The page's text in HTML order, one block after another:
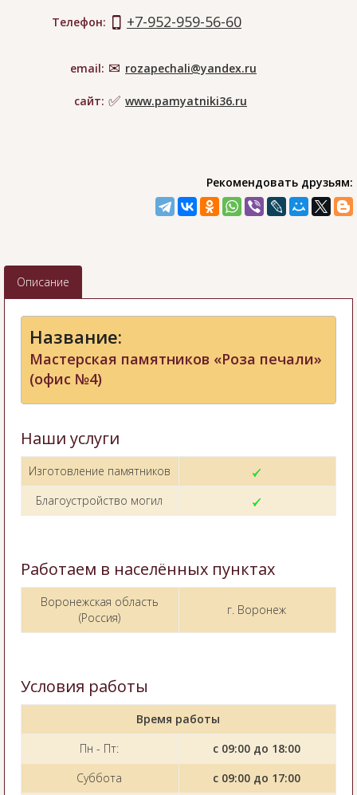
Телефон: +7-952-959-56-60
email: rozapechali@yandex.ru
сайт: www.pamyatniki36.ru
Рекомендовать друзьям:
Описание
Название:
Мастерская памятников «Роза печали»
(офис №4)
Наши услуги
Изготовление памятников
Благоустройство могил
Работаем в населённых пунктах
Воронежская область
(Россия)
г. Воронеж
Условия работы
Время работы
Пн - Пт:
с 09:00 до 18:00
Суббота
с 09:00 до 17:00